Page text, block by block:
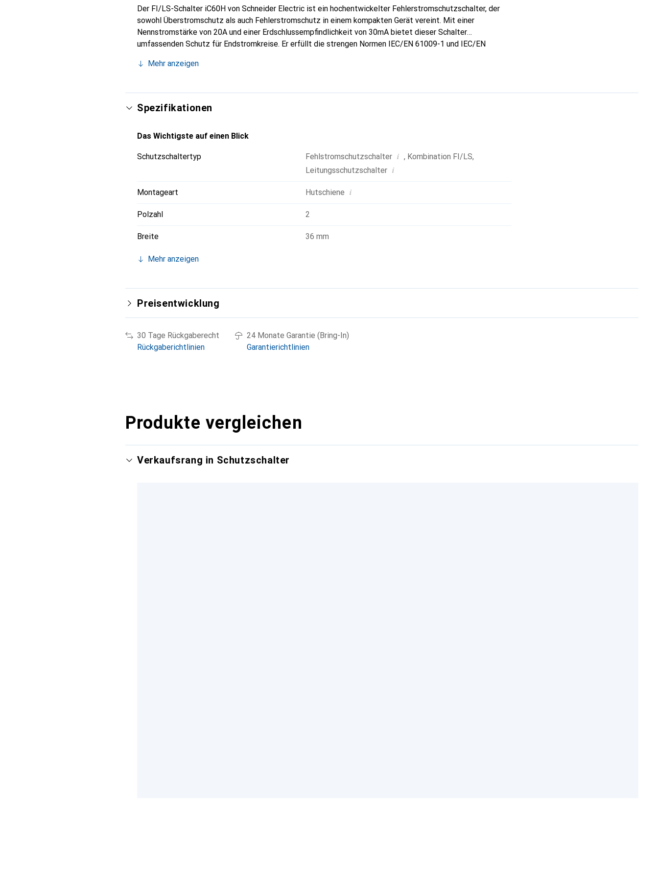
Der FI/LS-Schalter iC60H von Schneider Electric ist ein hochentwickelter Fehlerstromschutzschalter, der
sowohl Überstromschutz als auch Fehlerstromschutz in einem kompakten Gerät vereint. Mit einer
Nennstromstärke von 20A und einer Erdschlussempfindlichkeit von 30mA bietet dieser Schalter
umfassenden Schutz für Endstromkreise. Er erfüllt die strengen Normen IEC/EN 61009-1 und IEC/EN
sorgt für eine zuverlässige und schnelle Reaktion auf Überströme und Fehlerströme. Die mechanisch
regelmässige Funktionsprüfung ermöglicht. Der Schalter ist für die Montage auf Hutschienen geeignet und
bietet die Möglichkeit, zusätzliche Hilfsmodule anzuschliessen, um den Status zu überwachen oder
Fehlermeldungen zu generieren. Mit seiner robusten Bauweise und den hohen Sicherheitsstandards ist der
Mehr anzeigen
Spezifikationen
Das Wichtigste auf einen Blick
Schutzschaltertyp Fehlstromschutzschalter i , Kombination FI/LS,
Leitungsschutzschalter i
Montageart Hutschiene i
Polzahl 2
Breite 36 mm
Mehr anzeigen
Preisentwicklung
30 Tage Rückgaberecht
Rückgaberichtlinien
24 Monate Garantie (Bring-In)
Garantierichtlinien
Produkte vergleichen
Verkaufsrang in Schutzschalter